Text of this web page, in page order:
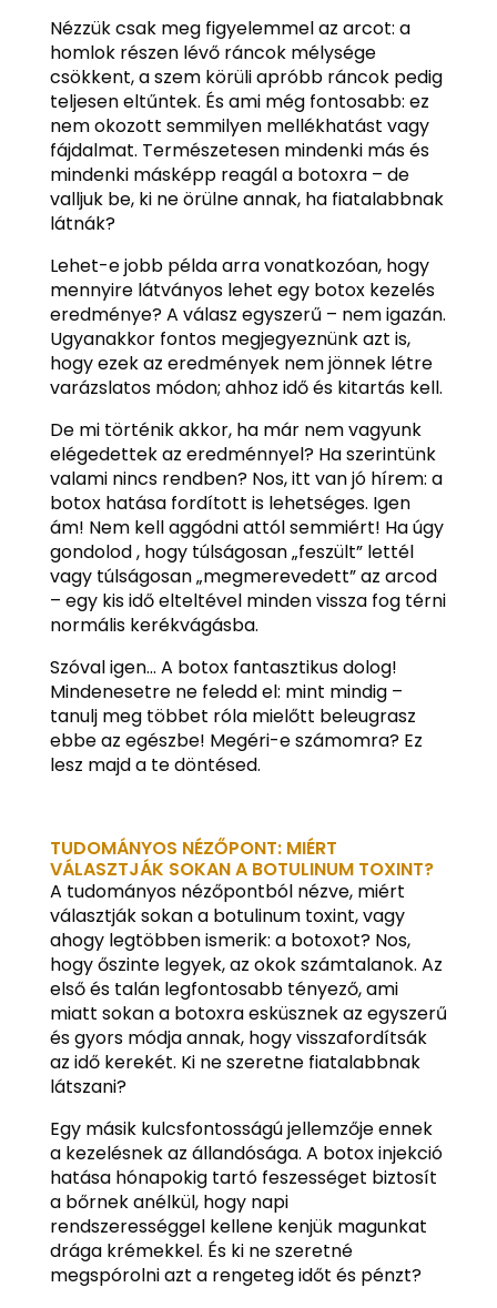
Nézzük csak meg figyelemmel az arcot: a
homlok részen lévő ráncok mélysége
csökkent, a szem körüli apróbb ráncok pedig
teljesen eltűntek. És ami még fontosabb: ez
nem okozott semmilyen mellékhatást vagy
fájdalmat. Természetesen mindenki más és
mindenki másképp reagál a botoxra – de
valljuk be, ki ne örülne annak, ha fiatalabbnak
látnák?
Lehet-e jobb példa arra vonatkozóan, hogy
mennyire látványos lehet egy botox kezelés
eredménye? A válasz egyszerű – nem igazán.
Ugyanakkor fontos megjegyeznünk azt is,
hogy ezek az eredmények nem jönnek létre
varázslatos módon; ahhoz idő és kitartás kell.
De mi történik akkor, ha már nem vagyunk
elégedettek az eredménnyel? Ha szerintünk
valami nincs rendben? Nos, itt van jó hírem: a
botox hatása fordított is lehetséges. Igen
ám! Nem kell aggódni attól semmiért! Ha úgy
gondolod , hogy túlságosan „feszült” lettél
vagy túlságosan „megmerevedett” az arcod
– egy kis idő elteltével minden vissza fog térni
normális kerékvágásba.
Szóval igen… A botox fantasztikus dolog!
Mindenesetre ne feledd el: mint mindig –
tanulj meg többet róla mielőtt beleugrasz
ebbe az egészbe! Megéri-e számomra? Ez
lesz majd a te döntésed.
TUDOMÁNYOS NÉZŐPONT: MIÉRT
VÁLASZTJÁK SOKAN A BOTULINUM TOXINT?
A tudományos nézőpontból nézve, miért
választják sokan a botulinum toxint, vagy
ahogy legtöbben ismerik: a botoxot? Nos,
hogy őszinte legyek, az okok számtalanok. Az
első és talán legfontosabb tényező, ami
miatt sokan a botoxra esküsznek az egyszerű
és gyors módja annak, hogy visszafordítsák
az idő kerekét. Ki ne szeretne fiatalabbnak
látszani?
Egy másik kulcsfontosságú jellemzője ennek
a kezelésnek az állandósága. A botox injekció
hatása hónapokig tartó feszességet biztosít
a bőrnek anélkül, hogy napi
rendszerességgel kellene kenjük magunkat
drága krémekkel. És ki ne szeretné
megspórolni azt a rengeteg időt és pénzt?